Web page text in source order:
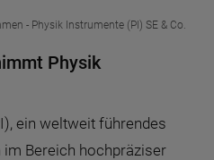
- Physik Instrumente (PI) SE & Co.
Physik
ein weltweit führendes
Bereich hochpräziser